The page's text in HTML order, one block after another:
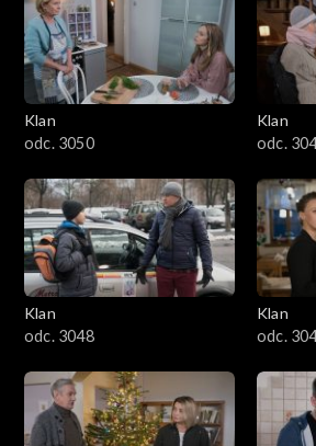
Klan
odc. 3050
Klan
odc.
Klan
odc. 3048
Klan
odc.